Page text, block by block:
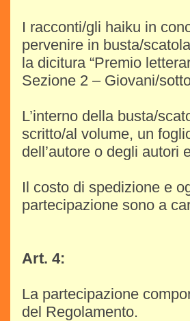
I racconti/gli haiku in
pervenire in busta/
la dicitura “Premio
Sezione 2 – Giovani/
L’interno della busta/
scritto/al volume, un
dell’autore o degli autori
Il costo di spedizione e
partecipazione sono a
Art. 4:
La partecipazione
del Regolamento.